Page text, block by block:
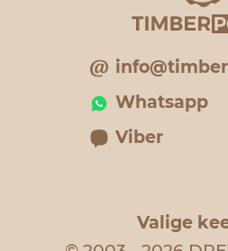
Whatsapp
Viber
Valige